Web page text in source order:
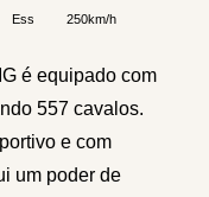
Ess 250km/h
é equipado com
557 cavalos.
e com
um poder de